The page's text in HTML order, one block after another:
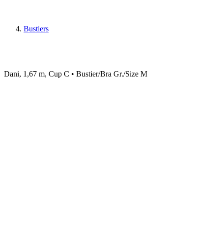
Bustiers
Dani, 1,67 m, Cup C • Bustier/Bra Gr./Size M